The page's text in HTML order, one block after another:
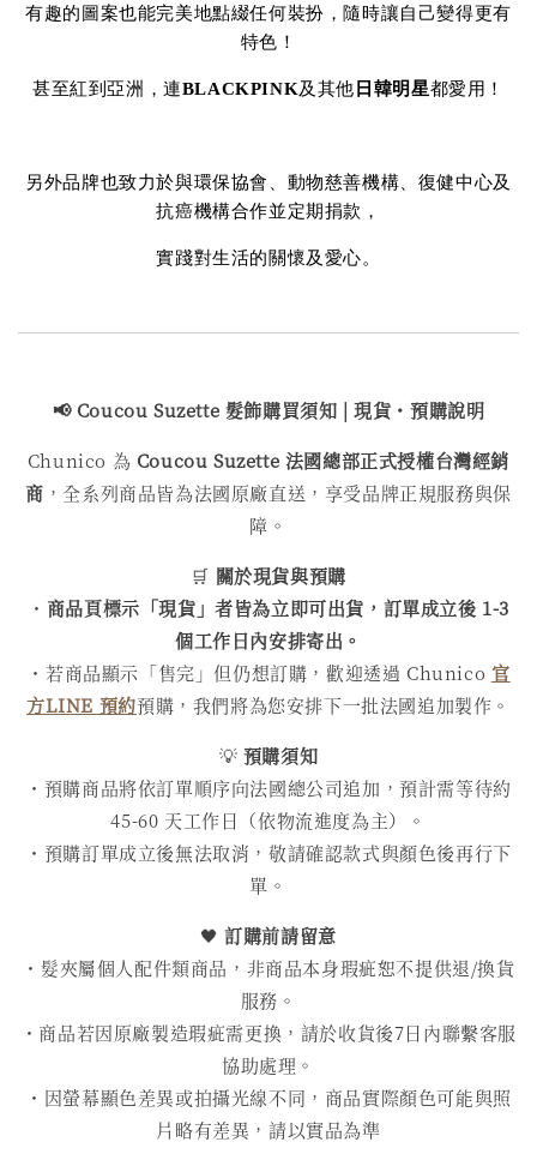
有趣的圖案也能完美地點綴任何裝扮，隨時讓自己變得更有
特色！
甚至紅到亞洲，連BLACKPINK及其他 日韓明星都愛用！
另外品牌也致力於與環保協會、動物慈善機構、復健中心及
抗癌機構合作並定期捐款，
實踐對生活的關懷及愛心。
📢 Coucou Suzette 髮飾購買須知 | 現貨・預購說明
Chunico 為 Coucou Suzette 法國總部正式授權台灣經銷
商 ，全系列商品皆為法國原廠直送，享受品牌正規服務與保
障。
🛒 關於現貨與預購
・ 商品頁標示「現貨」者皆為立即可出貨，訂單成立後 1-3
個工作日內安排寄出。
・若商品顯示「售完」但仍想訂購，歡迎透過 Chunico 官
方LINE 預約預購，我們將為您安排下一批法國追加製作。
💡 預購須知
・預購商品將依訂單順序向法國總公司追加，預計需等待約
45-60 天工作日（依物流進度為主）。
・預購訂單成立後無法取消，敬請確認款式與顏色後再行下
單。
🖤訂購前請留意
・髮夾屬個人配件類商品，非商品本身瑕疵恕不提供退/換貨
服務。
・商品若因原廠製造瑕疵需更換，請於收貨後7日內聯繫客服
協助處理。
・因螢幕顯色差異或拍攝光線不同，商品實際顏色可能與照
片略有差異，請以實品為準